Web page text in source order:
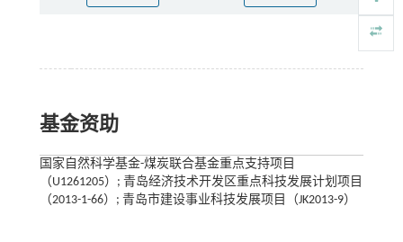
基金资助
国家自然科学基金-煤炭联合基金重点支持项目
（U1261205）; 青岛经济技术开发区重点科技发展计划项目
（2013-1-66）; 青岛市建设事业科技发展项目（JK2013-9）